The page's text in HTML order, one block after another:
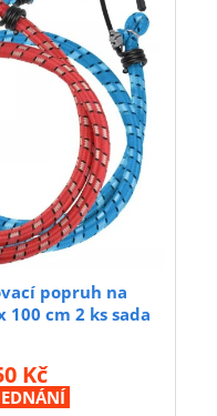
popruh na
100 cm 2 ks sada
Kč